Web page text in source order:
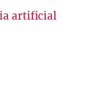
artificial